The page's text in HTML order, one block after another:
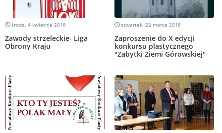
środa, 4 kwietnia 2018
Zawody strzeleckie- Liga
Obrony Kraju
czwartek, 22 marca 2018
Zaproszenie do X edycji
konkursu plastycznego
"Zabytki Ziemi Górowskiej"